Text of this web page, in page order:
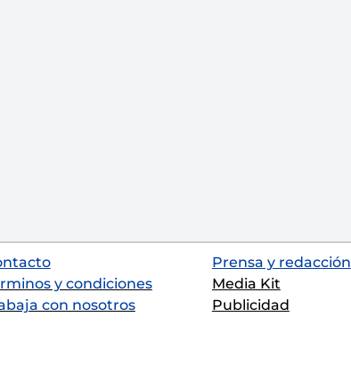
y condiciones
con nosotros
Prensa y redacción
Media Kit
Publicidad